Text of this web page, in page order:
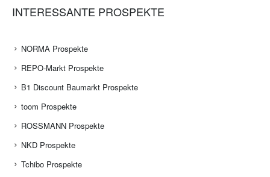
INTERESSANTE PROSPEKTE
NORMA Prospekte
REPO-Markt Prospekte
B1 Discount Baumarkt Prospekte
toom Prospekte
ROSSMANN Prospekte
NKD Prospekte
Tchibo Prospekte